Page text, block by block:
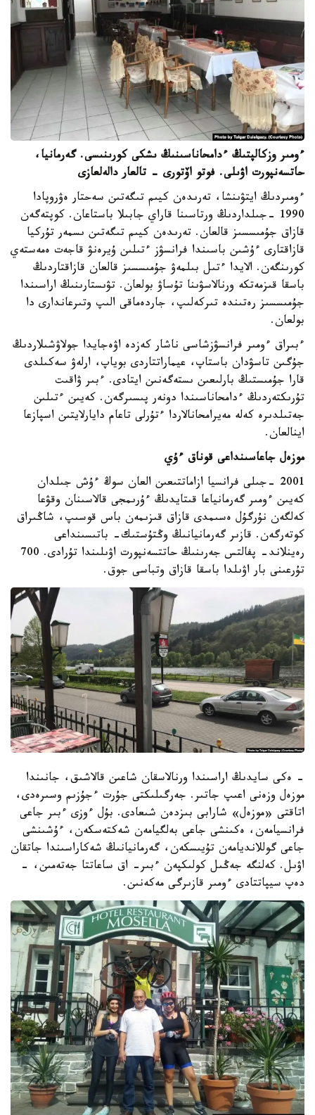
ءومىر وزكالپتىڭ ءدامحاناسىنىڭ ىشكى كورىنىسى. گەرمانيا،
حاتسەنپورت اۋىلى. فوتو اۆتورى - تالعار دالەلعازى
ءومىردىڭ ايتۋىنشا، تەرىدەن كيىم تىگەتىن سەحتار ەۋروپادا
1990 -جىلداردىڭ ورتاسىنا قاراي جابىلا باستاعان. كوپتەگەن
قازاق جۇمىسسىز قالعان. تەرىدەن كيىم تىگەتىن ىسمەر تۇركيا
قازاقتارى ءۇشىن باسىندا فرانسۋز ءتىلىن ۇيرەنۋ قاجەت ەمەستەي
كورىنگەن. الايدا ءتىل بىلمەۋ جۇمىسسىز قالعان قازاقتاردىڭ
باسقا قىزمەتكە ورنالاسۋىنا تۇساۋ بولعان. تۋىستارىنىڭ اراسىندا
جۇمىسسىز رەتىندە تىركەلىپ، جاردەماقى الىپ وتىرعاندارى دا
بولعان.
ءبىراق ءومىر فرانسۋزشاسى ناشار كەزدە اۋەجايدا جولاۋشىلاردىڭ
جۇگىن تاسۋدان باستاپ، عيماراتتاردى بوياپ، ارلەۋ سەكىلدى
قارا جۇمىستىڭ بارلىعىن ىستەگەنىن ايتادى. ءبىر ۋاقىت
تۇرىكتەردىڭ ءدامحاناسىندا دونەر پىسىرگەن. كەيىن ءتىلىن
جەتىلدىرە كەلە مەيرامحانالاردا ءتۇرلى تاعام دايارلايتىن اسپازعا
اينالعان.
موزەل جاعاسىنداعى قوناق ءۇي
2001 -جىلى فرانسيا ازاماتتىعىن العان سوڭ ءۇش جىلدان
كەيىن ءومىر گەرمانياعا قىتايدىڭ ءۇرىمجى قالاسىنان وقۋعا
كەلگەن نۇرگۇل ەسىمدى قازاق قىزىمەن باس قوسىپ، شاڭىراق
كوتەرگەن. قازىر گەرمانيانىڭ وڭتۇستىك- باتىسىنداعى
رەينلاند- پفالتس جەرىنىڭ حاتتسەنپورت اۋىلىندا تۇرادى. 700
تۇرعىنى بار اۋىلدا باسقا قازاق وتباسى جوق.
- ەكى سايدىڭ اراسىندا ورنالاسقان شاعىن قالاشىق، جانىندا
موزەل وزەنى اعىپ جاتىر. جەرگىلىكتى جۇرت ءجۇزىم وسىرەدى،
اتاقتى «موزەل» شارابى بىزدەن شىعادى. بۇل ءوزى ءبىر جاعى
فرانسيامەن، ەكىنشى جاعى بەلگيامەن شەكتەسكەن، ءۇشىنشى
جاعى گوللانديامەن تۇيىسكەن، گەرمانيانىڭ شەكاراسىندا جاتقان
اۋىل. كەلنگە جەڭىل كولىكپەن ءبىر- اق ساعاتتا جەتەمىن، -
دەپ سيپاتتادى ءومىر قازىرگى مەكەنىن.